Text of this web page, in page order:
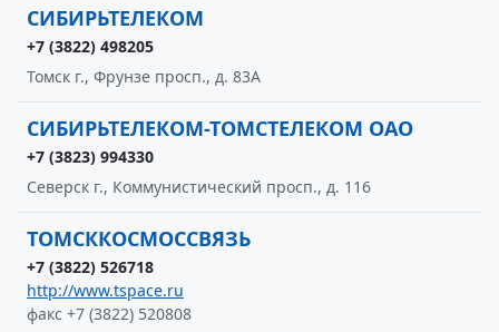
СИБИРЬТЕЛЕКОМ
+7 (3822) 498205
Томск г., Фрунзе просп., д. 83А
СИБИРЬТЕЛЕКОМ-ТОМСТЕЛЕКОМ ОАО
+7 (3823) 994330
Северск г., Коммунистический просп., д. 116
ТОМСККОСМОССВЯЗЬ
+7 (3822) 526718
http://www.tspace.ru
факс +7 (3822) 520808